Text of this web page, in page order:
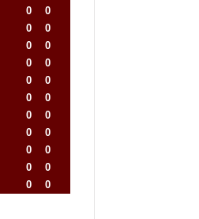
0
0
0
0
0
0
0
0
0
0
0
0
0
0
0
0
0
0
0
0
0
0